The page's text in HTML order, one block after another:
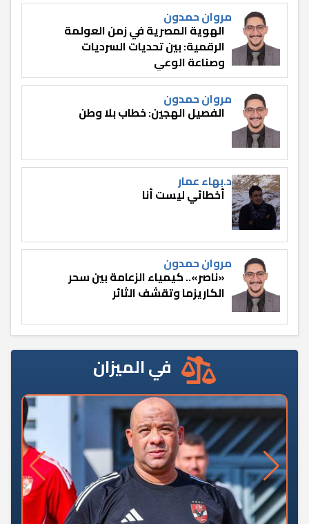
مروان حمدون
الهوية المصرية في زمن العولمة
الرقمية: بين تحديات السرديات
وصناعة الوعي
مروان حمدون
الفصيل الهجين: خطاب بلا وطن
د.بهاء عمار
أخطائي ليست أنا
مروان حمدون
«ناصر».. كيمياء الزعامة بين سحر
الكاريزما وتقشف الثائر
في الميزان